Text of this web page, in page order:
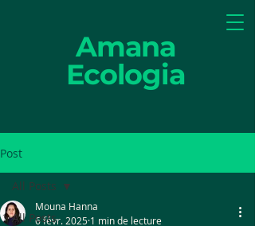
Amana
Ecologia
Post
All Posts
All Posts
Mouna Hanna
6 févr. 2025 1 min de lecture